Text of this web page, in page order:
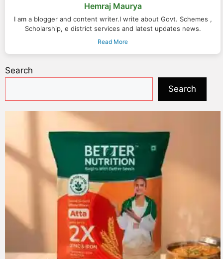
Hemraj Maurya
I am a blogger and content writer.I write about Govt. Schemes ,
Scholarship, e district services and latest updates news.
Read More
Search
Search